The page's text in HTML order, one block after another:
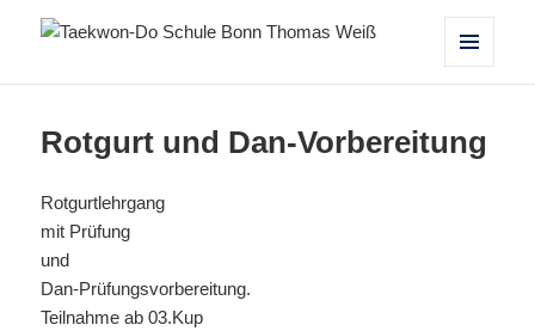
Rotgurt und Dan-Vorbereitung
Rotgurtlehrgang
mit Prüfung
und
Dan-Prüfungsvorbereitung.
Teilnahme ab 03.Kup